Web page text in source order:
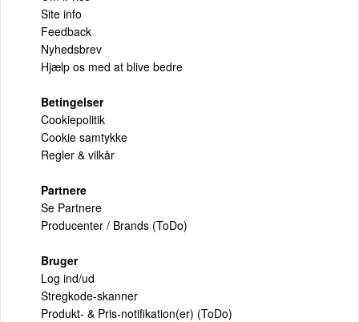
Site info
Feedback
Nyhedsbrev
Hjælp os med at blive bedre
Betingelser
Cookiepolitik
Cookie samtykke
Regler & vilkår
Partnere
Se Partnere
Producenter / Brands (ToDo)
Bruger
Log ind/ud
Stregkode-skanner
Produkt- & Pris-notifikation(er) (ToDo)